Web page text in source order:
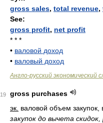
gross sales, total revenue,
See:
gross profit, net profit
* * *
• валовой доход
• валовый доход
Англо-русский экономический
19
gross purchases
эк. валовой объем закупок,
закупок до вычета